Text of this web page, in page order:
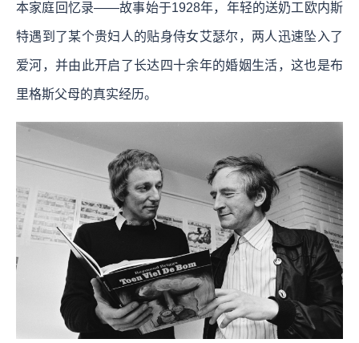
本家庭回忆录——故事始于1928年，年轻的送奶工欧内斯
特遇到了某个贵妇人的贴身侍女艾瑟尔，两人迅速坠入了
爱河，并由此开启了长达四十余年的婚姻生活，这也是布
里格斯父母的真实经历。